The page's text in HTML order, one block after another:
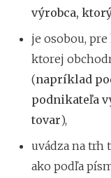
výrobca,
je osobou,
ktorej
(napríklad
podnikateľa
tovar),
uvádza na trh
ako podľa